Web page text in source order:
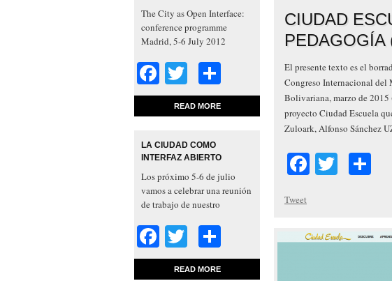
The City as Open Interface:
conference programme
Madrid, 5-6 July 2012
Intermediae. Paseo de la
Chopera 14 (Madrid).
PROGRAMME Thursday, 5
July 10:00. Welcome. 10:15-
SOCIAL/DATA 10:15-10:50
Citizenship and
James Holston, University of
California, Berkeley. 10:50-
11:25 The Art of Software
Cities, Christian Ulrik
Andersen. 11:25-11:50
Coffee break. 11:50-12:25
Facebook
Twitter
READ MORE
LA CIUDAD COMO
INTERFAZ ABIERTO
Los próximo 5-6 de julio
vamos a celebrar una reunión
de trabajo de nuestro
torno a los presentes y los
futuros del urbanismo
abierto, que Medialab-Prado
e Intermediae han tenido la
Facebook
Twitter
READ MORE
CIUDAD
PEDAGOGÍA
El presente texto es el
Congreso Internacional del
Bolivariana, marzo de
proyecto Ciudad Escuela
Zuloark, Alfonso Sánchez
Facebook
Twitter
Tweet